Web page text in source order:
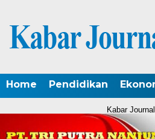
Home Pendidikan
Kabar